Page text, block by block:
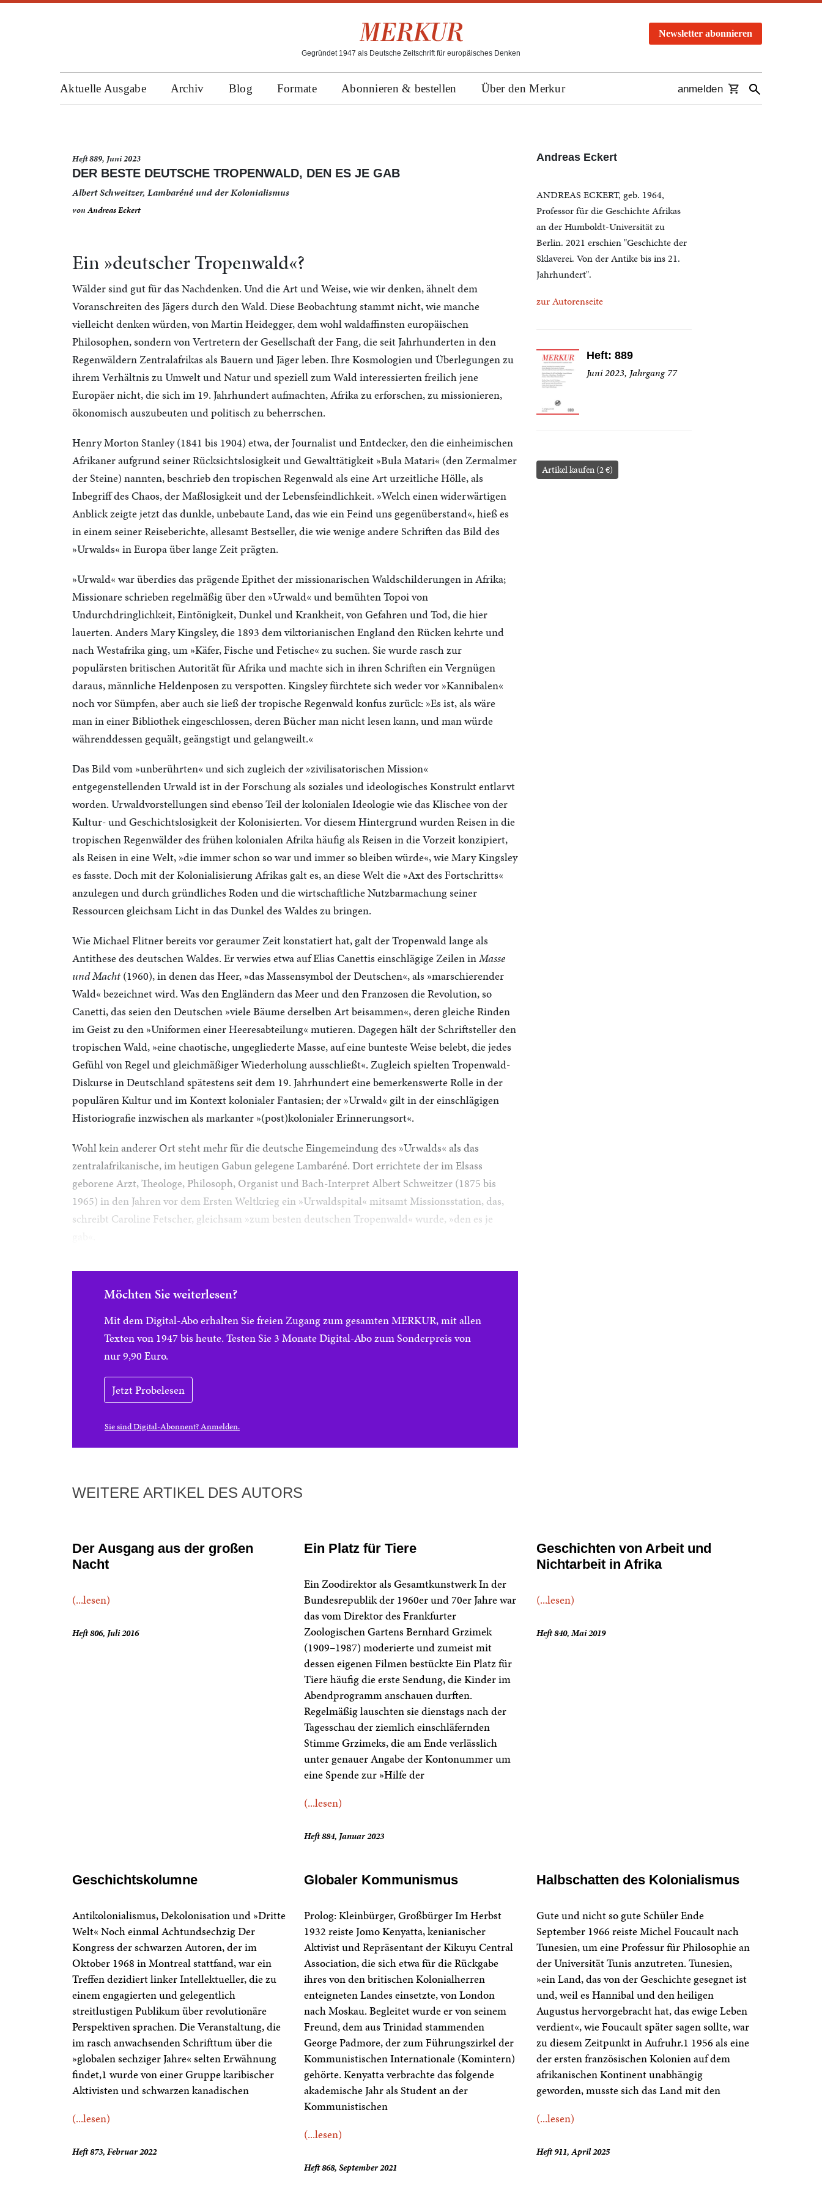
Gegründet 1947 als Deutsche Zeitschrift für europäisches Denken
Newsletter abonnieren
Aktuelle Ausgabe Archiv Blog Formate Abonnieren & bestellen Über den Merkur anmelden
Heft 889, Juni 2023
DER BESTE DEUTSCHE TROPENWALD, DEN ES JE GAB
Albert Schweitzer, Lambaréné und der Kolonialismus
vonAndreas Eckert
Ein »deutscher Tropenwald«?
Wälder sind gut für das Nachdenken. Und die Art und Weise, wie wir denken, ähnelt dem
Voranschreiten des Jägers durch den Wald. Diese Beobachtung stammt nicht, wie manche
vielleicht denken würden, von Martin Heidegger, dem wohl waldaffinsten europäischen
Philosophen, sondern von Vertretern der Gesellschaft der Fang, die seit Jahrhunderten in den
Regenwäldern Zentralafrikas als Bauern und Jäger leben. Ihre Kosmologien und Überlegungen zu
ihrem Verhältnis zu Umwelt und Natur und speziell zum Wald interessierten freilich jene
Europäer nicht, die sich im 19. Jahrhundert aufmachten, Afrika zu erforschen, zu missionieren,
ökonomisch auszubeuten und politisch zu beherrschen.
Henry Morton Stanley (1841 bis 1904) etwa, der Journalist und Entdecker, den die einheimischen
Afrikaner aufgrund seiner Rücksichtslosigkeit und Gewalttätigkeit »Bula Matari« (den Zermalmer
der Steine) nannten, beschrieb den tropischen Regenwald als eine Art urzeitliche Hölle, als
Inbegriff des Chaos, der Maßlosigkeit und der Lebensfeindlichkeit. »Welch einen widerwärtigen
Anblick zeigte jetzt das dunkle, unbebaute Land, das wie ein Feind uns gegenüberstand«, hieß es
in einem seiner Reiseberichte, allesamt Bestseller, die wie wenige andere Schriften das Bild des
»Urwalds« in Europa über lange Zeit prägten.
»Urwald« war überdies das prägende Epithet der missionarischen Waldschilderungen in Afrika;
Missionare schrieben regelmäßig über den »Urwald« und bemühten Topoi von
Undurchdringlichkeit, Eintönigkeit, Dunkel und Krankheit, von Gefahren und Tod, die hier
lauerten. Anders Mary Kingsley, die 1893 dem viktorianischen England den Rücken kehrte und
nach Westafrika ging, um »Käfer, Fische und Fetische« zu suchen. Sie wurde rasch zur
populärsten britischen Autorität für Afrika und machte sich in ihren Schriften ein Vergnügen
daraus, männliche Heldenposen zu verspotten. Kingsley fürchtete sich weder vor »Kannibalen«
noch vor Sümpfen, aber auch sie ließ der tropische Regenwald konfus zurück: »Es ist, als wäre
man in einer Bibliothek eingeschlossen, deren Bücher man nicht lesen kann, und man würde
währenddessen gequält, geängstigt und gelangweilt.«
Das Bild vom »unberührten« und sich zugleich der »zivilisatorischen Mission«
entgegenstellenden Urwald ist in der Forschung als soziales und ideologisches Konstrukt entlarvt
worden. Urwaldvorstellungen sind ebenso Teil der kolonialen Ideologie wie das Klischee von der
Kultur- und Geschichtslosigkeit der Kolonisierten. Vor diesem Hintergrund wurden Reisen in die
tropischen Regenwälder des frühen kolonialen Afrika häufig als Reisen in die Vorzeit konzipiert,
als Reisen in eine Welt, »die immer schon so war und immer so bleiben würde«, wie Mary Kingsley
es fasste. Doch mit der Kolonialisierung Afrikas galt es, an diese Welt die »Axt des Fortschritts«
anzulegen und durch gründliches Roden und die wirtschaftliche Nutzbarmachung seiner
Ressourcen gleichsam Licht in das Dunkel des Waldes zu bringen.
Wie Michael Flitner bereits vor geraumer Zeit konstatiert hat, galt der Tropenwald lange als
Antithese des deutschen Waldes. Er verwies etwa auf Elias Canettis einschlägige Zeilen inMasse
und Macht (1960), in denen das Heer, »das Massensymbol der Deutschen«, als »marschierender
Wald« bezeichnet wird. Was den Engländern das Meer und den Franzosen die Revolution, so
Canetti, das seien den Deutschen »viele Bäume derselben Art beisammen«, deren gleiche Rinden
im Geist zu den »Uniformen einer Heeresabteilung« mutieren. Dagegen hält der Schriftsteller den
tropischen Wald, »eine chaotische, ungegliederte Masse, auf eine bunteste Weise belebt, die jedes
Gefühl von Regel und gleichmäßiger Wiederholung ausschließt«. Zugleich spielten Tropenwald-
Diskurse in Deutschland spätestens seit dem 19. Jahrhundert eine bemerkenswerte Rolle in der
populären Kultur und im Kontext kolonialer Fantasien; der »Urwald« gilt in der einschlägigen
Historiografie inzwischen als markanter »(post)kolonialer Erinnerungsort«.
Wohl kein anderer Ort steht mehr für die deutsche Eingemeindung des »Urwalds« als das
zentralafrikanische, im heutigen Gabun gelegene Lambaréné. Dort errichtete der im Elsass
geborene Arzt, Theologe, Philosoph, Organist und Bach-Interpret Albert Schweitzer (1875 bis
1965) in den Jahren vor dem Ersten Weltkrieg ein »Urwaldspital« mitsamt Missionsstation, das,
schreibt Caroline Fetscher, gleichsam »zum besten deutschen Tropenwald« wurde, »den es je
Möchten Sie weiterlesen?
Mit dem Digital-Abo erhalten Sie freien Zugang zum gesamten MERKUR, mit allen
Texten von 1947 bis heute. Testen Sie 3 Monate Digital-Abo zum Sonderpreis von
nur 9,90 Euro.
Jetzt Probelesen
Sie sind Digital-Abonnent? Anmelden.
Andreas Eckert
ANDREAS ECKERT, geb. 1964,
Professor für die Geschichte Afrikas
an der Humboldt-Universität zu
Berlin. 2021 erschien "Geschichte der
Sklaverei. Von der Antike bis ins 21.
Jahrhundert".
zur Autorenseite
Heft: 889
Juni 2023, Jahrgang 77
Artikel kaufen (2 €)
WEITERE ARTIKEL DES AUTORS
Der Ausgang aus der großen
Nacht
(...lesen)
Heft 806, Juli 2016
Ein Platz für Tiere
Ein Zoodirektor als Gesamtkunstwerk In der
Bundesrepublik der 1960er und 70er Jahre war
das vom Direktor des Frankfurter
Zoologischen Gartens Bernhard Grzimek
(1909–1987) moderierte und zumeist mit
dessen eigenen Filmen bestückte Ein Platz für
Tiere häufig die erste Sendung, die Kinder im
Abendprogramm anschauen durften.
Regelmäßig lauschten sie dienstags nach der
Tagesschau der ziemlich einschläfernden
Stimme Grzimeks, die am Ende verlässlich
unter genauer Angabe der Kontonummer um
eine Spende zur »Hilfe der
(...lesen)
Heft 884, Januar 2023
Geschichten von Arbeit und
Nichtarbeit in Afrika
(...lesen)
Heft 840, Mai 2019
Geschichtskolumne
Antikolonialismus, Dekolonisation und »Dritte
Welt« Noch einmal Achtundsechzig Der
Kongress der schwarzen Autoren, der im
Oktober 1968 in Montreal stattfand, war ein
Treffen dezidiert linker Intellektueller, die zu
einem engagierten und gelegentlich
streitlustigen Publikum über revolutionäre
Perspektiven sprachen. Die Veranstaltung, die
im rasch anwachsenden Schrifttum über die
»globalen sechziger Jahre« selten Erwähnung
findet,1 wurde von einer Gruppe karibischer
Aktivisten und schwarzen kanadischen
(...lesen)
Heft 873, Februar 2022
Globaler Kommunismus
Prolog: Kleinbürger, Großbürger Im Herbst
1932 reiste Jomo Kenyatta, kenianischer
Aktivist und Repräsentant der Kikuyu Central
Association, die sich etwa für die Rückgabe
ihres von den britischen Kolonialherren
enteigneten Landes einsetzte, von London
nach Moskau. Begleitet wurde er von seinem
Freund, dem aus Trinidad stammenden
George Padmore, der zum Führungszirkel der
Kommunistischen Internationale (Komintern)
gehörte. Kenyatta verbrachte das folgende
akademische Jahr als Student an der
Kommunistischen
(...lesen)
Heft 868, September 2021
Halbschatten des Kolonialismus
Gute und nicht so gute Schüler Ende
September 1966 reiste Michel Foucault nach
Tunesien, um eine Professur für Philosophie an
der Universität Tunis anzutreten. Tunesien,
»ein Land, das von der Geschichte gesegnet ist
und, weil es Hannibal und den heiligen
Augustus hervorgebracht hat, das ewige Leben
verdient«, wie Foucault später sagen sollte, war
zu diesem Zeitpunkt in Aufruhr.1 1956 als eine
der ersten französischen Kolonien auf dem
afrikanischen Kontinent unabhängig
geworden, musste sich das Land mit den
(...lesen)
Heft 911, April 2025